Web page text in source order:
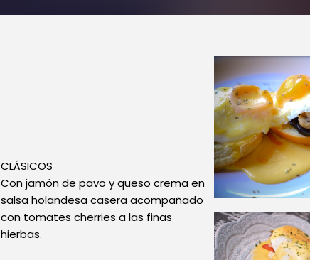
CLÁSICOS
Con jamón de pavo y queso crema en
salsa holandesa casera acompañado
con tomates cherries a las finas
hierbas.